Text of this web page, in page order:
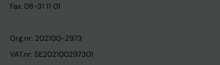
Fax: 08-31 11 01
Org.nr: 202100-2973
VAT.nr: SE202100297301